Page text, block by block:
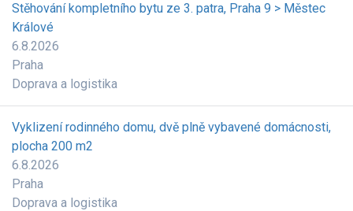
Stěhování kompletního bytu ze 3. patra, Praha 9 > Městec
Králové
6.8.2026
Praha
Doprava a logistika
Vyklizení rodinného domu, dvě plně vybavené domácnosti,
plocha 200 m2
6.8.2026
Praha
Doprava a logistika